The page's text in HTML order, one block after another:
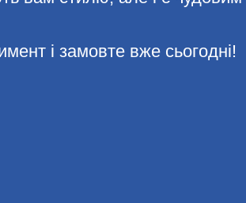
і замовте вже сьогодні!